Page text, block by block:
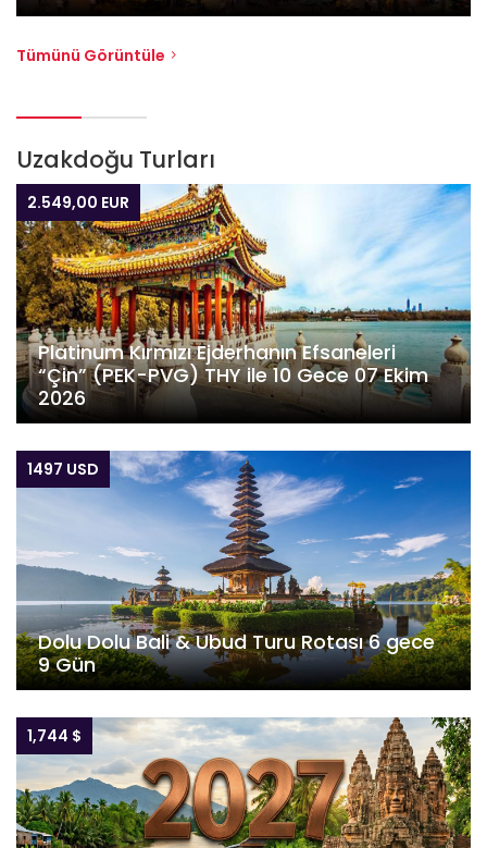
Tümünü Görüntüle
Uzakdoğu Turları
2.549,00 EUR
Platinum Kırmızı Ejderhanın Efsaneleri
“Çin” (PEK-PVG) THY ile 10 Gece 07 Ekim
2026
1497 USD
Dolu Dolu Bali & Ubud Turu Rotası 6 gece
9 Gün
1,744 $